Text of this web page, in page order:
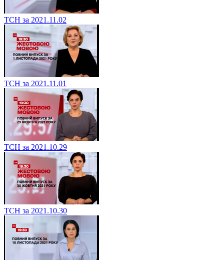
ТСН за 2021.11.02
ТСН за 2021.11.01
ТСН за 2021.10.29
ТСН за 2021.10.30